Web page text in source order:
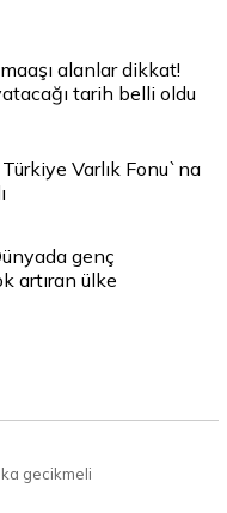
alanlar dikkat!
tarih belli oldu
Varlık Fonu`na
genç
artıran ülke
gecikmeli